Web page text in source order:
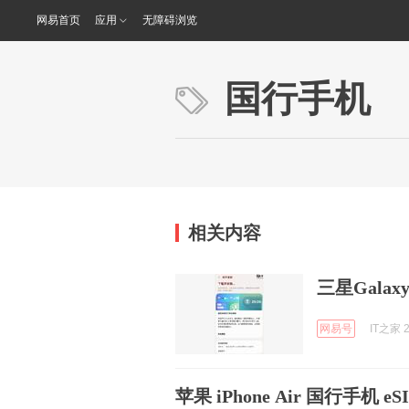
网易首页 应用 无障碍浏览
国行手机
相关内容
三星
网易号 IT之家
苹果 iPhone Air 国行手机